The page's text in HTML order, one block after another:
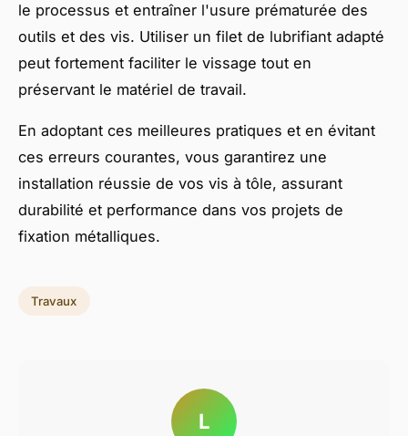
le processus et entraîner l'usure prématurée des
outils et des vis. Utiliser un filet de lubrifiant adapté
peut fortement faciliter le vissage tout en
préservant le matériel de travail.
En adoptant ces meilleures pratiques et en évitant
ces erreurs courantes, vous garantirez une
installation réussie de vos vis à tôle, assurant
durabilité et performance dans vos projets de
fixation métalliques.
Travaux
L